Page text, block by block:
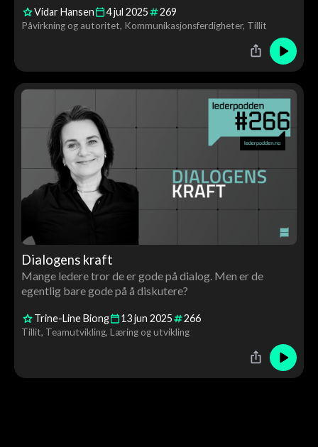
Vidar Hansen 4jul 2025 269
Påvirkning og autoritet Kommunikasjonsferdigheter Tillit
Dialogens kraft
Mange ledere tror de er gode på dialog. Men er de
egentlig bare gode på å diskutere?
Trine-Line Biong 13jun 2025 266
Tillit Teamutvikling Læring og utvikling